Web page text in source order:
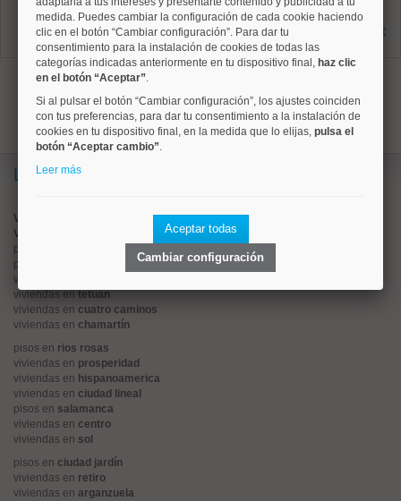
32 m²
0 dormitorios
84.000 €
Lo más buscado
Valorar vivienda online
Vender piso
pisos en
pisos en
viviendas en
viviendas en tetuán
viviendas en cuatro caminos
viviendas en chamartín
pisos en rios rosas
viviendas en prosperidad
viviendas en hispanoamerica
viviendas en ciudad lineal
pisos en salamanca
viviendas en centro
viviendas en sol
pisos en ciudad jardín
viviendas en retiro
viviendas en arganzuela
medida. Puedes cambiar la configuración de cada cookie haciendo
clic en el botón “Cambiar configuración”. Para dar tu
consentimiento para la instalación de cookies de todas las
categorías indicadas anteriormente en tu dispositivo final, haz clic
en el botón “Aceptar”.
Si al pulsar el botón “Cambiar configuración”, los ajustes coinciden
con tus preferencias, para dar tu consentimiento a la instalación de
cookies en tu dispositivo final, en la medida que lo elijas, pulsa el
botón “Aceptar cambio”.
Leer más
Aceptar todas
Cambiar configuración